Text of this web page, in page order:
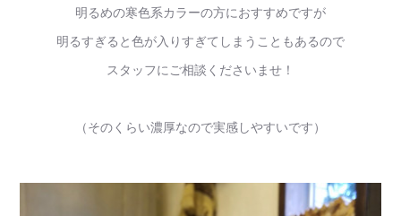
明るめの寒色系カラーの方におすすめですが
明るすぎると色が入りすぎてしまうこともあるので
スタッフにご相談くださいませ！
（そのくらい濃厚なので実感しやすいです）